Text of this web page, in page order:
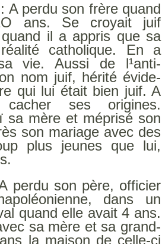
A perdu son frère quand
ans. Se croyait juif
il a appris que sa
catholique. En a
vie. Aussi de l¹anti-
nom juif, hérité évide-
qui lui était bien juif. A
ses origines.
sa mère et méprisé son
son mariage avec des
plus jeunes que lui,
perdu son père, officier
dans un
quand elle avait 4 ans.
sa mère et sa grand-
la maison de celle-ci